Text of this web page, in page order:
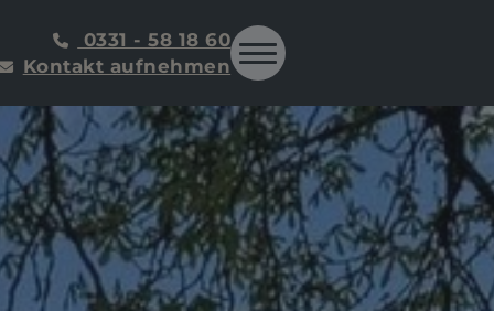
0331 - 58 18 60
Kontakt aufnehmen